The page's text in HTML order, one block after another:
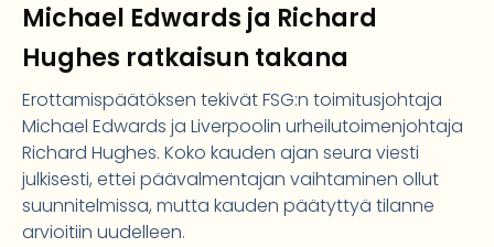
Michael Edwards ja Richard
Hughes ratkaisun takana
Erottamispäätöksen tekivät FSG:n toimitusjohtaja
Michael Edwards ja Liverpoolin urheilutoimenjohtaja
Richard Hughes. Koko kauden ajan seura viesti
julkisesti, ettei päävalmentajan vaihtaminen ollut
suunnitelmissa, mutta kauden päätyttyä tilanne
arvioitiin uudelleen.